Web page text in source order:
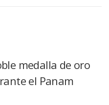
medalla de oro
el Panam